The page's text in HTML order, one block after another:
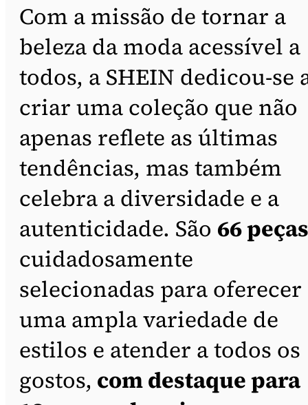
Com a missão de tornar a
beleza da moda acessível a
todos, a SHEIN dedicou-se
criar uma coleção que não
apenas reflete as últimas
tendências, mas também
celebra a diversidade e a
autenticidade. São 66 peças
cuidadosamente
selecionadas para oferecer
uma ampla variedade de
estilos e atender a todos os
gostos, com destaque para